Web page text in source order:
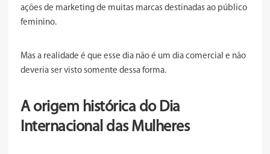
ações de marketing de muitas marcas destinadas ao público
feminino.
Mas a realidade é que esse dia não é um dia comercial e não
deveria ser visto somente dessa forma.
A origem histórica do Dia
Internacional das Mulheres